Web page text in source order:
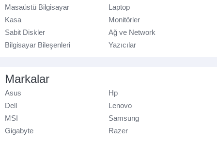
Masaüstü Bilgisayar
Laptop
Kasa
Monitörler
Sabit Diskler
Ağ ve Network
Bilgisayar Bileşenleri
Yazıcılar
Markalar
Asus
Hp
Dell
Lenovo
MSI
Samsung
Gigabyte
Razer